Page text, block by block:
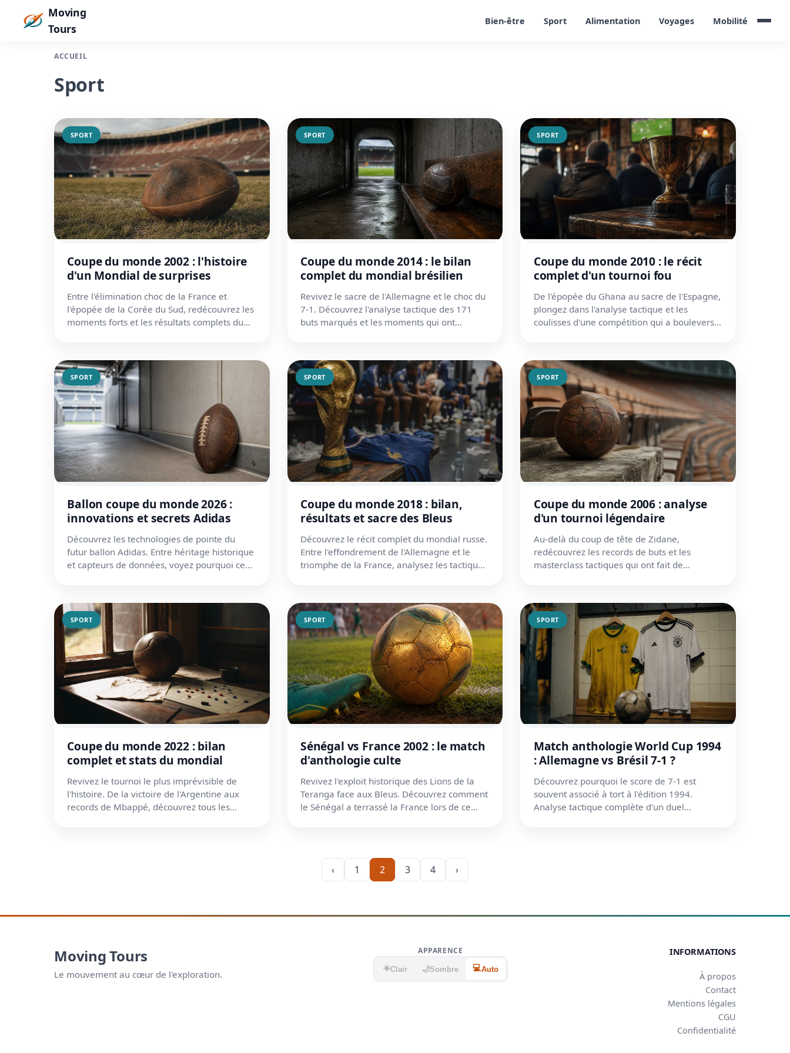
Moving
Tours
Bien-être Sport Alimentation Voyages Mobilité
ACCUEIL
Sport
SPORT
Coupe du monde 2002 : l'histoire
d'un Mondial de surprises
Entre l'élimination choc de la France et
l'épopée de la Corée du Sud, redécouvrez les
moments forts et les résultats complets du
SPORT
Coupe du monde 2014 : le bilan
complet du mondial brésilien
Revivez le sacre de l'Allemagne et le choc du
7-1. Découvrez l'analyse tactique des 171
buts marqués et les moments qui ont
SPORT
Coupe du monde 2010 : le récit
complet d'un tournoi fou
De l'épopée du Ghana au sacre de l'Espagne,
plongez dans l'analyse tactique et les
coulisses d'une compétition qui a bouleversé
SPORT
Ballon coupe du monde 2026 :
innovations et secrets Adidas
Découvrez les technologies de pointe du
futur ballon Adidas. Entre héritage historique
et capteurs de données, voyez pourquoi ce
SPORT
Coupe du monde 2018 : bilan,
résultats et sacre des Bleus
Découvrez le récit complet du mondial russe.
Entre l'effondrement de l'Allemagne et le
triomphe de la France, analysez les tactiques
SPORT
Coupe du monde 2006 : analyse
d'un tournoi légendaire
Au-delà du coup de tête de Zidane,
redécouvrez les records de buts et les
masterclass tactiques qui ont fait de
SPORT
Coupe du monde 2022 : bilan
complet et stats du mondial
Revivez le tournoi le plus imprévisible de
l'histoire. De la victoire de l'Argentine aux
records de Mbappé, découvrez tous les
SPORT
Sénégal vs France 2002 : le match
d'anthologie culte
Revivez l'exploit historique des Lions de la
Teranga face aux Bleus. Découvrez comment
le Sénégal a terrassé la France lors de ce
SPORT
Match anthologie World Cup 1994
: Allemagne vs Brésil 7-1 ?
Découvrez pourquoi le score de 7-1 est
souvent associé à tort à l'édition 1994.
Analyse tactique complète d'un duel
‹ 1 2 3 4 ›
Moving Tours
Le mouvement au cœur de l'exploration.
APPARENCE
☀️Clair 🌙Sombre 💻Auto
INFORMATIONS
À propos
Contact
Mentions légales
CGU
Confidentialité